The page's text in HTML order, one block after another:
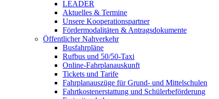
LEADER
Aktuelles & Termine
Unsere Kooperationspartner
Fördermodalitäten & Antragsdokumente
Öffentlicher Nahverkehr
Busfahrpläne
Rufbus und 50/50-Taxi
Online-Fahrplanauskunft
Tickets und Tarife
Fahrplanauszüge für Grund- und Mittelschulen
Fahrtkostenerstattung und Schülerbeförderung